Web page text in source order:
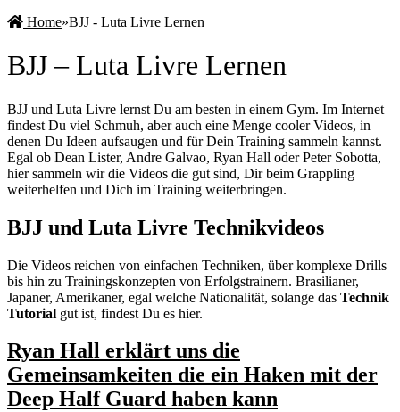
Home»BJJ - Luta Livre Lernen
BJJ – Luta Livre Lernen
BJJ und Luta Livre lernst Du am besten in einem Gym. Im Internet
findest Du viel Schmuh, aber auch eine Menge cooler Videos, in
denen Du Ideen aufsaugen und für Dein Training sammeln kannst.
Egal ob Dean Lister, Andre Galvao, Ryan Hall oder Peter Sobotta,
hier sammeln wir die Videos die gut sind, Dir beim Grappling
weiterhelfen und Dich im Training weiterbringen.
BJJ und Luta Livre Technikvideos
Die Videos reichen von einfachen Techniken, über komplexe Drills
bis hin zu Trainingskonzepten von Erfolgstrainern. Brasilianer,
Japaner, Amerikaner, egal welche Nationalität, solange das Technik
Tutorial gut ist, findest Du es hier.
Ryan Hall erklärt uns die
Gemeinsamkeiten die ein Haken mit der
Deep Half Guard haben kann